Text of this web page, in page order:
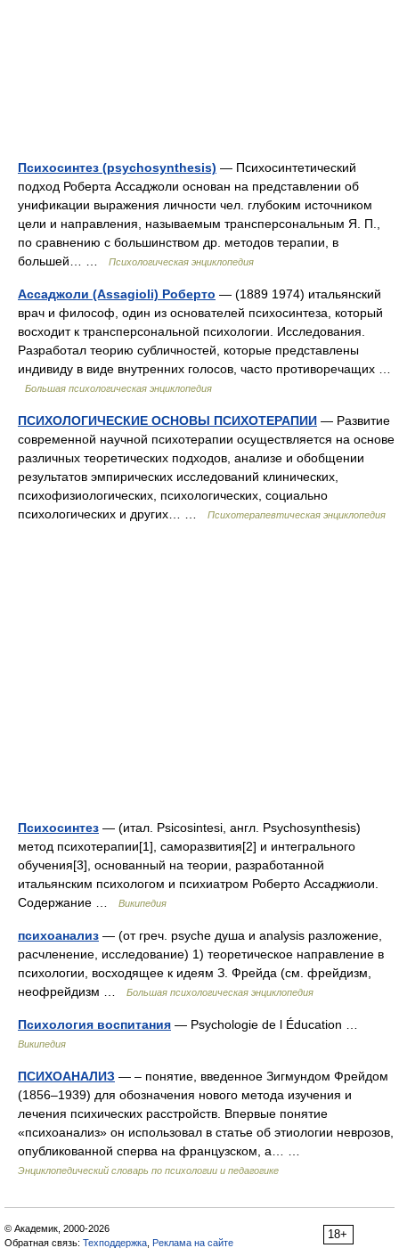
Психосинтез (psychosynthesis) — Психосинтетический
подход Роберта Ассаджоли основан на представлении об
унификации выражения личности чел. глубоким источником
цели и направления, называемым трансперсональным Я. П.,
по сравнению с большинством др. методов терапии, в
большей… …
Психологическая энциклопедия
Ассаджоли (Assagioli) Роберто — (1889 1974) итальянский
врач и философ, один из основателей психосинтеза, который
восходит к трансперсональной психологии. Исследования.
Разработал теорию субличностей, которые представлены
индивиду в виде внутренних голосов, часто противоречащих …
Большая психологическая энциклопедия
ПСИХОЛОГИЧЕСКИЕ ОСНОВЫ ПСИХОТЕРАПИИ — Развитие
современной научной психотерапии осуществляется на основе
различных теоретических подходов, анализе и обобщении
результатов эмпирических исследований клинических,
психофизиологических, психологических, социально
психологических и других… …
Психотерапевтическая энциклопедия
Психосинтез — (итал. Psicosintesi, англ. Psychosynthesis)
метод психотерапии[1], саморазвития[2] и интегрального
обучения[3], основанный на теории, разработанной
итальянским психологом и психиатром Роберто Ассаджиоли.
Содержание …
Википедия
психоанализ — (от греч. psyche душа и analysis разложение,
расчленение, исследование) 1) теоретическое направление в
психологии, восходящее к идеям З. Фрейда (см. фрейдизм,
неофрейдизм …
Большая психологическая энциклопедия
Психология воспитания — Psychologie de l Éducation …
Википедия
ПСИХОАНАЛИЗ — – понятие, введенное Зигмундом Фрейдом
(1856–1939) для обозначения нового метода изучения и
лечения психических расстройств. Впервые понятие
«психоанализ» он использовал в статье об этиологии неврозов,
опубликованной сперва на французском, а… …
Энциклопедический словарь по психологии и педагогике
18+
© Академик, 2000-2026
Обратная связь: Техподдержка Реклама на сайте